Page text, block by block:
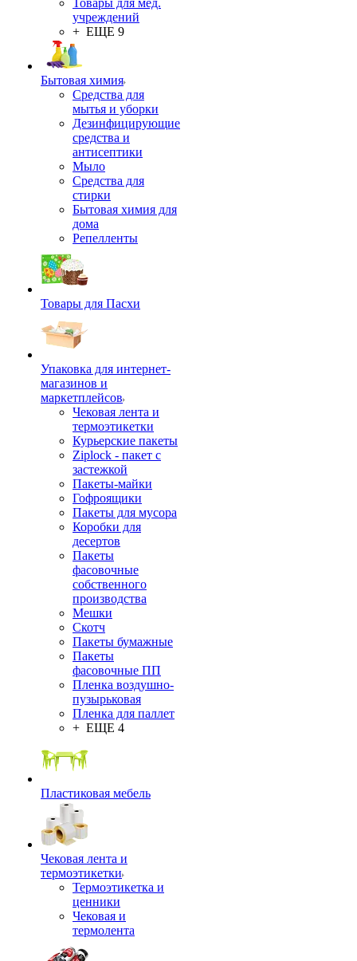
Товары для мед.
учреждений
+ ЕЩЕ 9
Бытовая химия
Средства для
мытья и уборки
Дезинфицирующие
средства и
антисептики
Мыло
Средства для
стирки
Бытовая химия для
дома
Репелленты
Товары для Пасхи
Упаковка для интернет-
магазинов и
маркетплейсов
Чековая лента и
термоэтикетки
Курьерские пакеты
Ziplock - пакет с
застежкой
Пакеты-майки
Гофроящики
Пакеты для мусора
Коробки для
десертов
Пакеты
фасовочные
собственного
производства
Мешки
Скотч
Пакеты бумажные
Пакеты
фасовочные ПП
Пленка воздушно-
пузырьковая
Пленка для паллет
+ ЕЩЕ 4
Пластиковая мебель
Чековая лента и
термоэтикетки
Термоэтикетка и
ценники
Чековая и
термолента